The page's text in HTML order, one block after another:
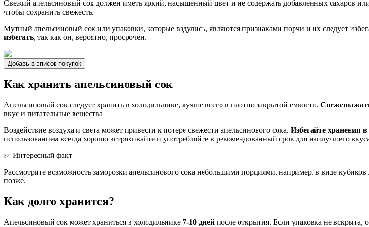
Свежий апельсиновый сок должен иметь яркий, насыщенный цвет и не содержать добавленных сахаров
чтобы сохранить свежесть.
Мутный апельсиновый сок или упаковки, которые вздулись, являются признаками порчи и их следует
избегать, так как он, вероятно, просрочен.
Добавь в список покупок
Как хранить апельсиновый сок
Апельсиновый сок следует хранить в холодильнике, лучше всего в плотно закрытой емкости.
вкус и питательные вещества
Воздействие воздуха и света может привести к потере свежести апельсинового сока. Избегайте хранения
использованием всегда хорошо встряхивайте и употребляйте в рекомендованный срок для наилучшего вкуса
✅ Интересный факт
Рассмотрите возможность заморозки апельсинового сока небольшими порциями, например, в виде
позже.
Как долго хранится?
Апельсиновый сок может храниться в холодильнике 7-10 дней после открытия. Если упаковка не вскрыта,